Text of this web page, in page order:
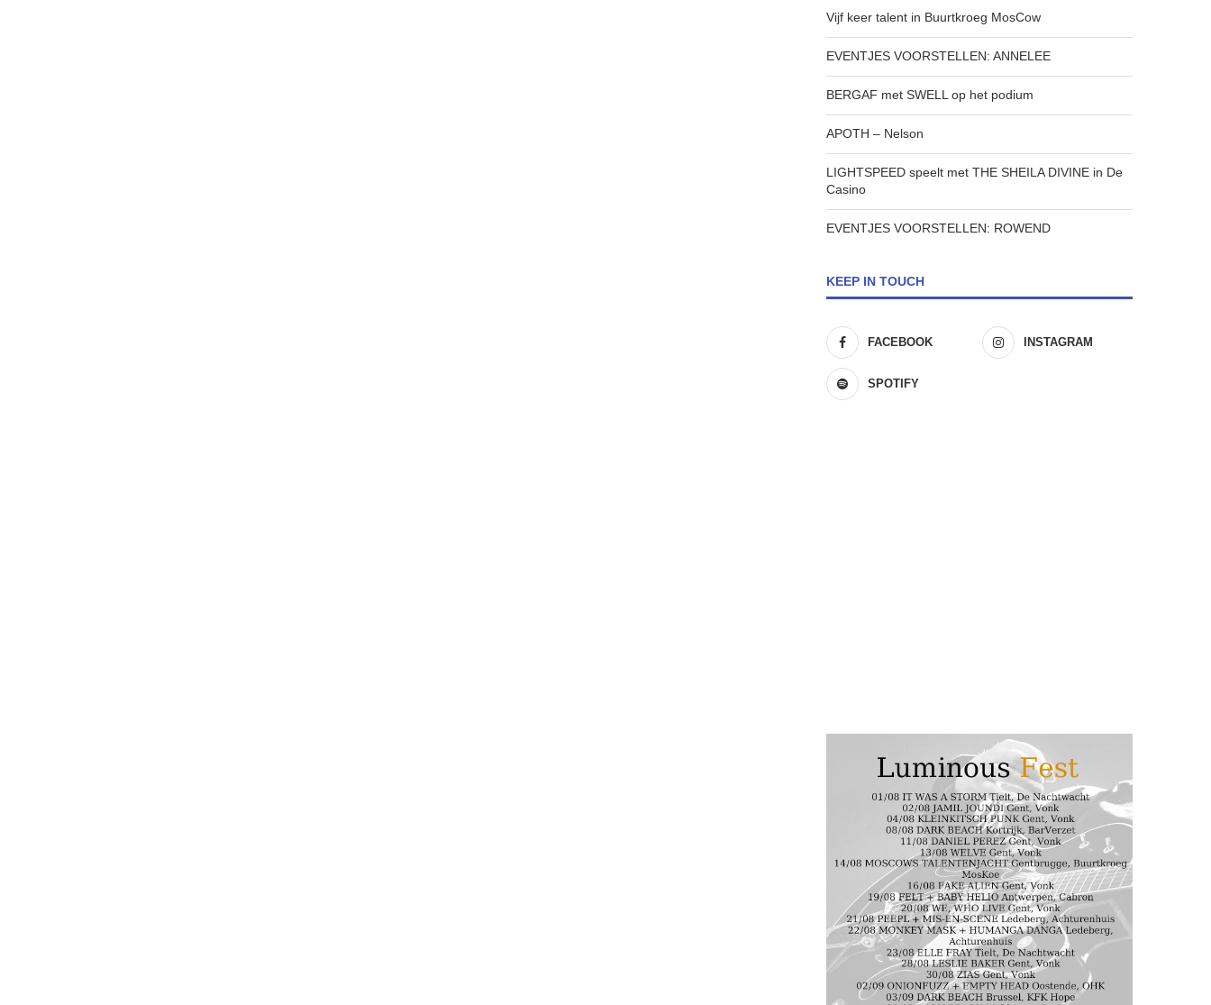
Vijf keer talent in Buurtkroeg MosCow
EVENTJES VOORSTELLEN: ANNELEE
BERGAF met SWELL op het podium
APOTH – Nelson
LIGHTSPEED speelt met THE SHEILA DIVINE in De
Casino
EVENTJES VOORSTELLEN: ROWEND
KEEP IN TOUCH
FACEBOOK INSTAGRAM
SPOTIFY